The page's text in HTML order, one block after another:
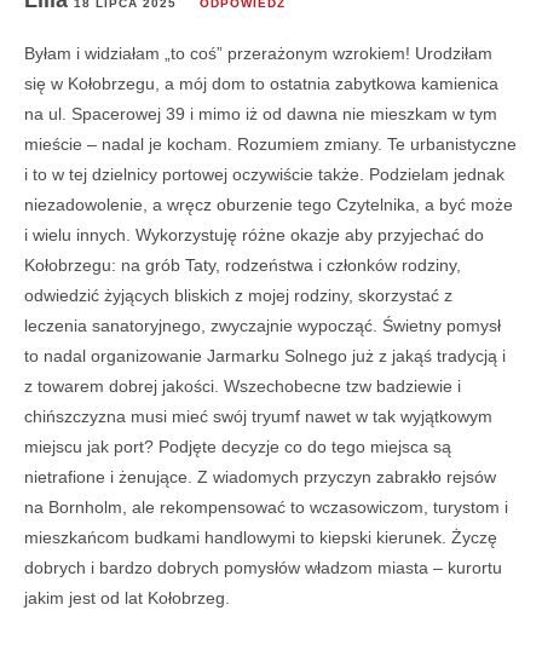
18 LIPCA 2025 ODPOWIEDZ
Byłam i widziałam „to coś” przerażonym wzrokiem! Urodziłam
się w Kołobrzegu, a mój dom to ostatnia zabytkowa kamienica
na ul. Spacerowej 39 i mimo iż od dawna nie mieszkam w tym
mieście – nadal je kocham. Rozumiem zmiany. Te urbanistyczne
i to w tej dzielnicy portowej oczywiście także. Podzielam jednak
niezadowolenie, a wręcz oburzenie tego Czytelnika, a być może
i wielu innych. Wykorzystuję różne okazje aby przyjechać do
Kołobrzegu: na grób Taty, rodzeństwa i członków rodziny,
odwiedzić żyjących bliskich z mojej rodziny, skorzystać z
leczenia sanatoryjnego, zwyczajnie wypocząć. Świetny pomysł
to nadal organizowanie Jarmarku Solnego już z jakąś tradycją i
z towarem dobrej jakości. Wszechobecne tzw badziewie i
chińszczyzna musi mieć swój tryumf nawet w tak wyjątkowym
miejscu jak port? Podjęte decyzje co do tego miejsca są
nietrafione i żenujące. Z wiadomych przyczyn zabrakło rejsów
na Bornholm, ale rekompensować to wczasowiczom, turystom i
mieszkańcom budkami handlowymi to kiepski kierunek. Życzę
dobrych i bardzo dobrych pomysłów władzom miasta – kurortu
jakim jest od lat Kołobrzeg.